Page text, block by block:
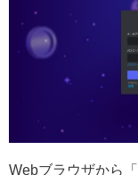
Webブラウザから「